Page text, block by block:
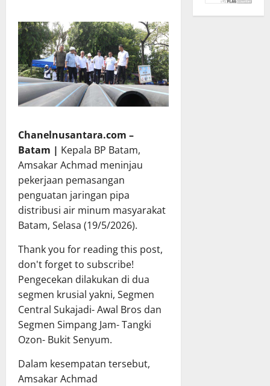
Chanelnusantara.com –
Batam | Kepala BP Batam,
Amsakar Achmad meninjau
pekerjaan pemasangan
penguatan jaringan pipa
distribusi air minum masyarakat
Batam, Selasa (19/5/2026).
Thank you for reading this post,
don't forget to subscribe!
Pengecekan dilakukan di dua
segmen krusial yakni, Segmen
Central Sukajadi- Awal Bros dan
Segmen Simpang Jam- Tangki
Ozon- Bukit Senyum.
Dalam kesempatan tersebut,
Amsakar Achmad